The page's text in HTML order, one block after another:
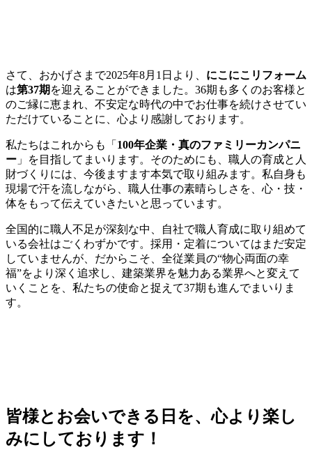
さて、おかげさまで2025年8月1日より、 にこにこリフォーム
は第37期 を迎えることができました。36期も多くのお客様と
のご縁に恵まれ、不安定な時代の中でお仕事を続けさせてい
ただけていることに、心より感謝しております。
私たちはこれからも「 100年企業・真のファミリーカンパニ
ー 」を目指してまいります。そのためにも、職人の育成と人
財づくりには、今後ますます本気で取り組みます。私自身も
現場で汗を流しながら、職人仕事の素晴らしさを、心・技・
体をもって伝えていきたいと思っています。
全国的に職人不足が深刻な中、自社で職人育成に取り組めて
いる会社はごくわずかです。採用・定着についてはまだ安定
していませんが、だからこそ、全従業員の“物心両面の幸
福”をより深く追求し、建築業界を魅力ある業界へと変えて
いくことを、私たちの使命と捉えて37期も進んでまいりま
す。
皆様とお会いできる日を、心より楽し
みにしております！